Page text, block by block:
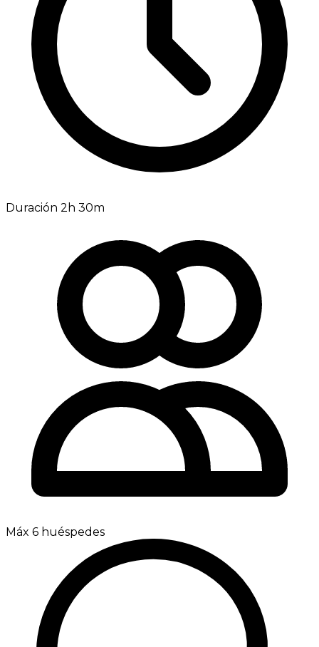
Duración 2h 30m
Máx 6 huéspedes